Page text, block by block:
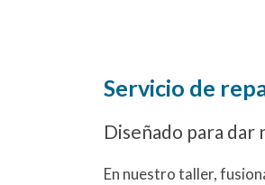
Servicio de
Diseñado para dar
En nuestro taller,